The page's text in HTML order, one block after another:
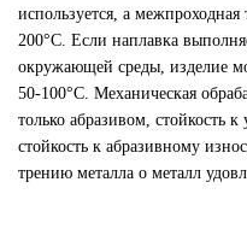
используется, а
200°С. Если наплавка
окружающей среды, изделие
50-100°С. Механическая
только абразивом, стойкость
стойкость к абразивному
трению металла о металл